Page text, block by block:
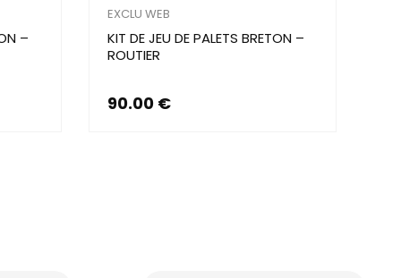
–
EXCLU WEB
KIT DE JEU DE PALETS BRETON –
ROUTIER
90.00 €